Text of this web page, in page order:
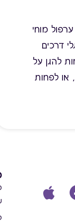
מוחי
דרכים
להגן על
או לפחות